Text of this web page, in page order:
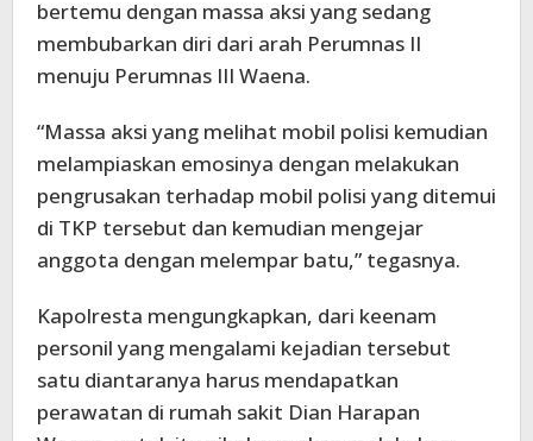
bertemu dengan massa aksi yang sedang
membubarkan diri dari arah Perumnas II
menuju Perumnas III Waena.
“Massa aksi yang melihat mobil polisi kemudian
melampiaskan emosinya dengan melakukan
pengrusakan terhadap mobil polisi yang ditemui
di TKP tersebut dan kemudian mengejar
anggota dengan melempar batu,” tegasnya.
Kapolresta mengungkapkan, dari keenam
personil yang mengalami kejadian tersebut
satu diantaranya harus mendapatkan
perawatan di rumah sakit Dian Harapan